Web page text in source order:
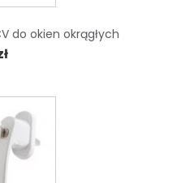
do okien okrągłych